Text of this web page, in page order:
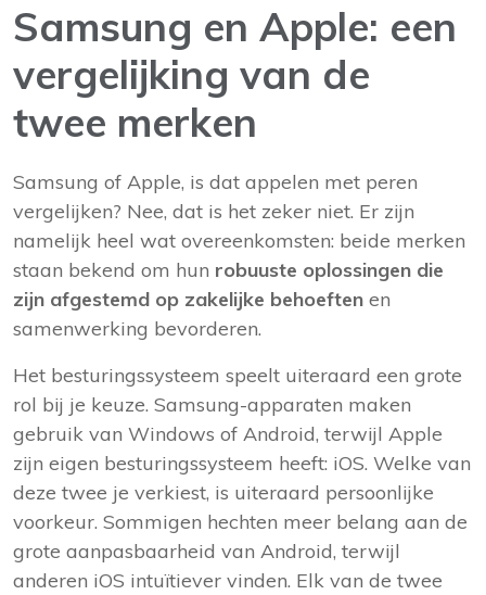
Samsung en Apple: een
vergelijking van de
twee merken
Samsung of Apple, is dat appelen met peren
vergelijken? Nee, dat is het zeker niet. Er zijn
namelijk heel wat overeenkomsten: beide merken
staan bekend om hun robuuste oplossingen die
zijn afgestemd op zakelijke behoeften en
samenwerking bevorderen.
Het besturingssysteem speelt uiteraard een grote
rol bij je keuze. Samsung-apparaten maken
gebruik van Windows of Android, terwijl Apple
zijn eigen besturingssysteem heeft: iOS. Welke van
deze twee je verkiest, is uiteraard persoonlijke
voorkeur. Sommigen hechten meer belang aan de
grote aanpasbaarheid van Android, terwijl
anderen iOS intuïtiever vinden. Elk van de twee